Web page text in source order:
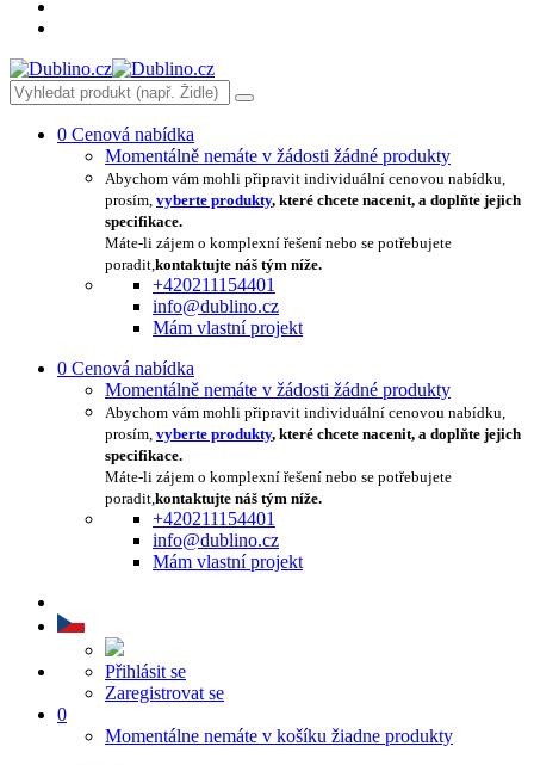
0 Cenová nabídka
Momentálně nemáte v žádosti žádné produkty
Abychom vám mohli připravit individuální cenovou nabídku,
prosím, vyberte produkty, které chcete nacenit, a doplňte jejich
specifikace.
Máte-li zájem o komplexní řešení nebo se potřebujete
poradit,kontaktujte náš tým níže.
+420211154401
info@dublino.cz
Mám vlastní projekt
0 Cenová nabídka
Momentálně nemáte v žádosti žádné produkty
Abychom vám mohli připravit individuální cenovou nabídku,
prosím, vyberte produkty, které chcete nacenit, a doplňte jejich
specifikace.
Máte-li zájem o komplexní řešení nebo se potřebujete
poradit,kontaktujte náš tým níže.
+420211154401
info@dublino.cz
Mám vlastní projekt
Přihlásit se
Zaregistrovat se
0
Momentálne nemáte v košíku žiadne produkty